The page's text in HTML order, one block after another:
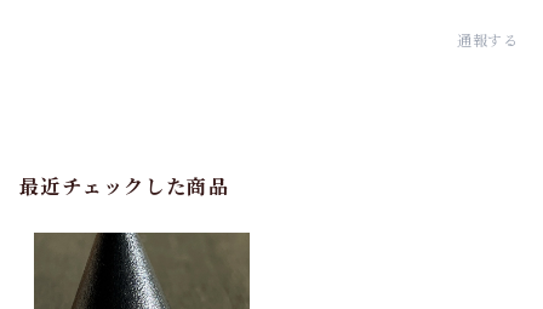
通報する
最近チェックした商品